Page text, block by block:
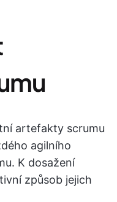
artefakty scrumu
agilního
K dosažení
způsob jejich